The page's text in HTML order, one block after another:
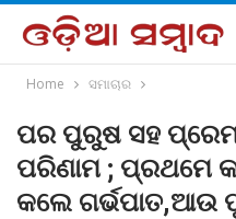
Home ସମାଚାର
ପର ପୁରୁଷ ସହ
ପରିଣାମ ; ପ୍ରଥମେ
କଲେ ଗର୍ଭପାତ,ଆଉ